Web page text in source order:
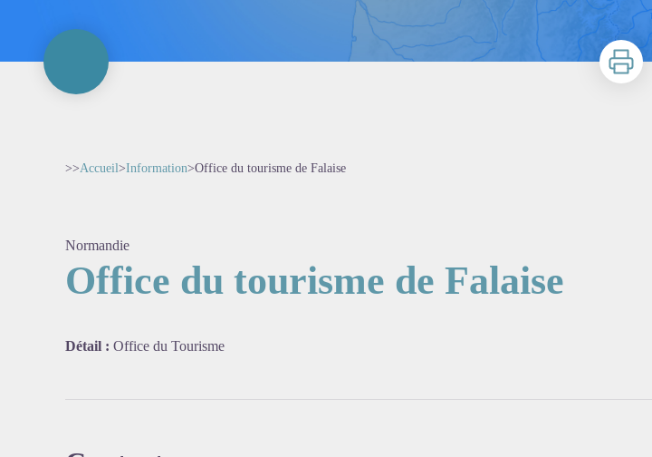
Imprimer
>>Accueil>Information>Office du tourisme de Falaise
Normandie
Office du tourisme de Falaise
Détail : Office du Tourisme